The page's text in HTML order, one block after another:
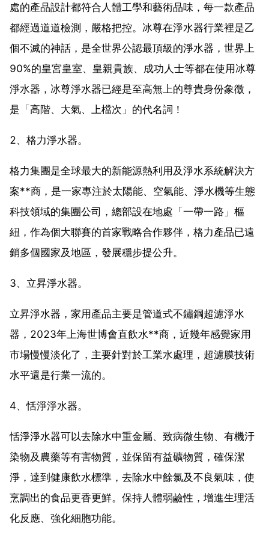
處的產品設計都符合人體工學和藝術品味，每一款產品
都經過道道檢測，嚴格把控。冰尊在淨水器行業裡是乙
個不滅的神話，是全世界公認最頂級的淨水器，世界上
90%的皇宮皇室、皇親貴族、成功人士等都在使用冰尊
淨水器，冰尊淨水器已經是至高無上的尊貴身份象徵，
是「高階、大氣、上檔次」的代名詞！
2、格力淨水器。
格力集團是全球最大的新能源熱利用及淨水系統解決方
案**商，是一家專注於太陽能、空氣能、淨水機等生態
科技領域的集團公司，總部設在地處「一帶一路」樞
紐，作為個大聯賽的首家戰略合作夥伴，格力產品已遠
銷多個國家及地區，發展穩步提公升。
3、立昇淨水器。
立昇淨水器，家用產品主要是管道式不鏽鋼超濾淨水
器，2023年上海世博會直飲水**商，近幾年感覺家用
市場慢慢淡化了，主要針對於工業水處理，超濾膜技術
水平還是行業一流的。
4、恬淨淨水器。
恬淨淨水器可以去除水中重金屬、致病微生物、有機汙
染物及農藥等有害物質，並保留有益礦物質，確保潔
淨，達到健康飲水標準，去除水中餘氯及不良氣味，使
烹調出的食品更香更鮮。保持人體弱鹼性，增進生理活
化反應、強化細胞功能。